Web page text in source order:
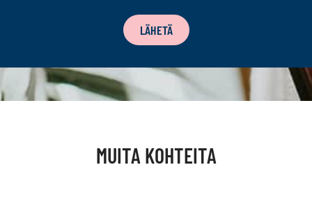
LÄHETÄ
MUITA KOHTEITA